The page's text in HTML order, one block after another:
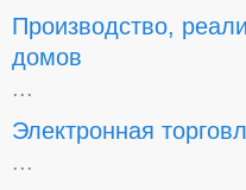
Производство,
домов
...
Электронная
...